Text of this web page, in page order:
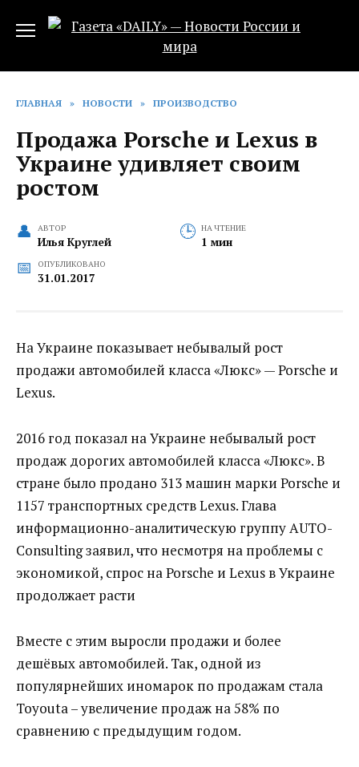
ГЛАВНАЯ » НОВОСТИ » ПРОИЗВОДСТВО
Продажа Porsche и Lexus в
Украине удивляет своим
ростом
АВТОР
Илья Круглей
НА ЧТЕНИЕ
1 мин
ОПУБЛИКОВАНО
31.01.2017
На Украине показывает небывалый рост
продажи автомобилей класса «Люкс» — Porsche и
Lexus.
2016 год показал на Украине небывалый рост
продаж дорогих автомобилей класса «Люкс». В
стране было продано 313 машин марки Porsche и
1157 транспортных средств Lexus. Глава
информационно-аналитическую группу AUTO-
Consulting заявил, что несмотря на проблемы с
экономикой, спрос на Porsche и Lexus в Украине
продолжает расти
Вместе с этим выросли продажи и более
дешёвых автомобилей. Так, одной из
популярнейших иномарок по продажам стала
Toyouta – увеличение продаж на 58% по
сравнению с предыдущим годом.